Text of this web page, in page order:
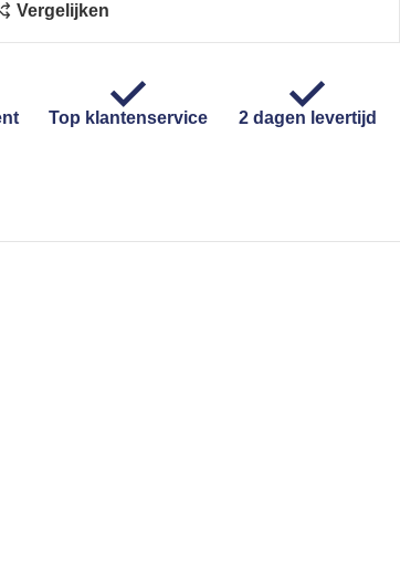
Vergelijken
Top klantenservice 2 dagen levertijd